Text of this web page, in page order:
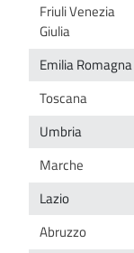
Friuli Venezia